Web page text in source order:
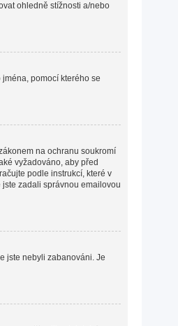
ohledně stížnosti a/nebo
pomocí kterého se
na ochranu soukromí
vyžadováno, aby před
podle instrukcí, které v
zadali správnou emailovou
jste nebyli zabanováni. Je